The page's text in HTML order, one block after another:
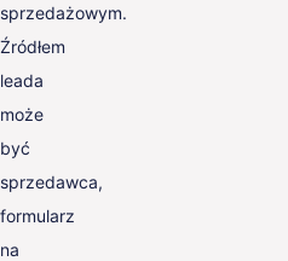
sprzedażowym.
Źródłem
leada
może
być
sprzedawca,
formularz
na